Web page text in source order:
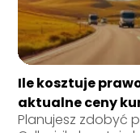
Ile kosztuje
aktualne ceny
Planujesz zdobyć